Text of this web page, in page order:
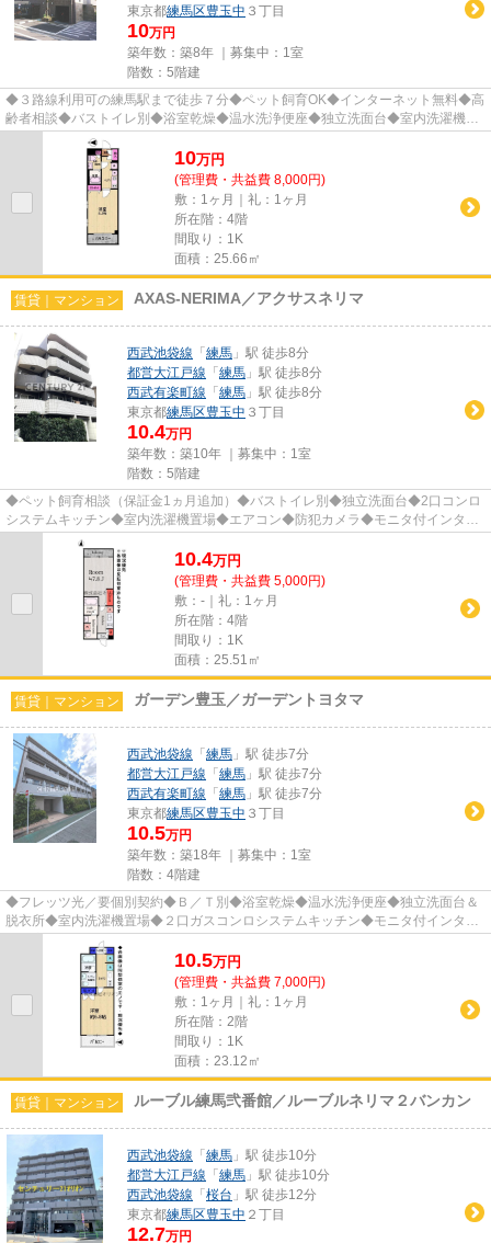
東京都練馬区豊玉中 ３丁目
10万円
築年数：築8年 ｜募集中： 1室
階数：5階建
◆３路線利用可の練馬駅まで徒歩７分◆ペット飼育OK◆インターネット無料◆高
齢者相談◆バストイレ別◆浴室乾燥◆温水洗浄便座◆独立洗面台◆室内洗濯機置
場◆2口コンロ◆オートロック◆モニタ付イ...
10万円
(管理費・共益費 8,000円)
敷：1ヶ月｜礼：1ヶ月
所在階：4階
間取り：1K
面積：25.66㎡
賃貸｜マンション AXAS-NERIMA／アクサスネリマ
西武池袋線 「 練馬 」駅 徒歩8分
都営大江戸線 「 練馬 」駅 徒歩8分
西武有楽町線 「 練馬 」駅 徒歩8分
東京都練馬区豊玉中 ３丁目
10.4万円
築年数：築10年 ｜募集中： 1室
階数：5階建
◆ペット飼育相談（保証金1ヵ月追加）◆バストイレ別◆独立洗面台◆2口コンロ
システムキッチン◆室内洗濯機置場◆エアコン◆防犯カメラ◆モニタ付インター
ホン など ※遠方にお住まいなど現地...
10.4万円
(管理費・共益費 5,000円)
敷：-｜礼：1ヶ月
所在階：4階
間取り：1K
面積：25.51㎡
賃貸｜マンション ガーデン豊玉／ガーデントヨタマ
西武池袋線 「 練馬 」駅 徒歩7分
都営大江戸線 「 練馬 」駅 徒歩7分
西武有楽町線 「 練馬 」駅 徒歩7分
東京都練馬区豊玉中 ３丁目
10.5万円
築年数：築18年 ｜募集中： 1室
階数：4階建
◆フレッツ光／要個別契約◆Ｂ／Ｔ別◆浴室乾燥◆温水洗浄便座◆独立洗面台＆
脱衣所◆室内洗濯機置場◆２口ガスコンロシステムキッチン◆モニタ付インタホ
ン◆宅配BOX◆エレベータ◆敷地内駐輪場...
10.5万円
(管理費・共益費 7,000円)
敷：1ヶ月｜礼：1ヶ月
所在階：2階
間取り：1K
面積：23.12㎡
賃貸｜マンション ルーブル練馬弐番館／ルーブルネリマ２バンカン
西武池袋線 「 練馬 」駅 徒歩10分
都営大江戸線 「 練馬 」駅 徒歩10分
西武池袋線 「 桜台 」駅 徒歩12分
東京都練馬区豊玉中 ２丁目
12.7万円